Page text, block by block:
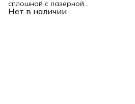
Нет в наличии
сплошной c лазерной
перфорацией, мокрая резка Gross